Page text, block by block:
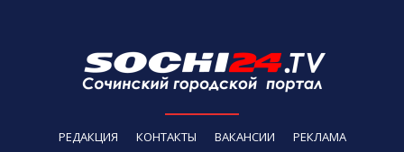
РЕДАКЦИЯ КОНТАКТЫ ВАКАНСИИ РЕКЛАМА